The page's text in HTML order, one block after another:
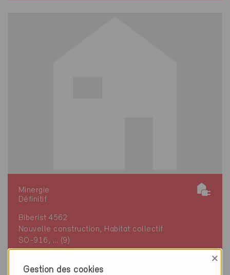
Minergie
Définitif
Biberist 4562
Nouvelle construction, Habitat collectif
SO-916, ... (9)
Gestion des cookies
×